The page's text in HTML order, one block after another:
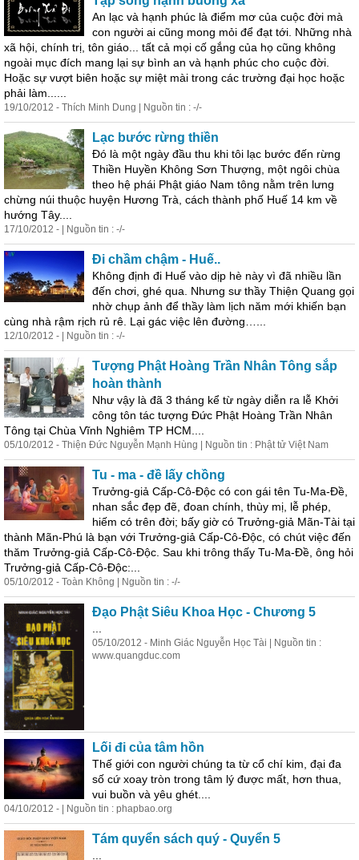
An lạc và hạnh phúc là điểm mơ của cuộc đời mà
con người ai cũng mong mỏi để đạt tới. Những nhà
xã hội, chính trị, tôn giáo... tất cả mọi cố gắng của họ cũng không
ngoài mục đích mang lại sự bình an và hạnh phúc cho cuộc đời.
Hoặc sự vượt biên hoặc sự miệt mài trong các trường đại học hoặc
phải làm......
19/10/2012 - Thích Minh Dung | Nguồn tin : -/-
Lạc bước rừng thiền
Đó là một ngày đầu thu khi tôi lạc bước đến rừng
Thiền Huyền Không Sơn Thượng, một ngôi chùa
theo hệ phái Phật giáo Nam tông nằm trên lưng
chừng núi thuộc huyện Hương Trà, cách thành phố Huế 14 km về
hướng Tây....
17/10/2012 - | Nguồn tin : -/-
Đi chầm chậm - Huế..
Không định đi Huế vào dịp hè này vì đã nhiều lần
đến chơi, ghé qua. Nhưng sư thầy Thiện Quang gọi
nhờ chụp ảnh để thầy làm lịch năm mới khiến bạn
cùng nhà rậm rịch rủ rê. Lại gác việc lên đường…...
12/10/2012 - | Nguồn tin : -/-
Tượng Phật Hoàng Trần Nhân Tông sắp
hoàn thành
Như vậy là đã 3 tháng kể từ ngày diễn ra lễ Khởi
công tôn tác tượng Đức Phật Hoàng Trần Nhân
Tông tại Chùa Vĩnh Nghiêm TP HCM....
05/10/2012 - Thiện Đức Nguyễn Mạnh Hùng | Nguồn tin : Phật tử Việt Nam
Tu - ma - đề lấy chồng
Trưởng-giả Cấp-Cô-Độc có con gái tên Tu-Ma-Đề,
nhan sắc đẹp đẽ, đoan chính, thùy mị, lễ phép,
hiếm có trên đời; bấy giờ có Trưởng-giả Mãn-Tài tại
thành Mãn-Phú là bạn với Trưởng-giả Cấp-Cô-Độc, có chút việc đến
thăm Trưởng-giả Cấp-Cô-Độc. Sau khi trông thấy Tu-Ma-Đề, ông hỏi
Trưởng-giả Cấp-Cô-Độc:...
05/10/2012 - Toàn Không | Nguồn tin : -/-
Đạo Phật Siêu Khoa Học - Chương 5
05/10/2012 - Minh Giác Nguyễn Học Tài | Nguồn tin :
www.quangduc.com
Lối đi của tâm hồn
Thế giới con người chúng ta từ cổ chí kim, đại đa
số cứ xoay tròn trong tâm lý được mất, hơn thua,
vui buồn và yêu ghét....
04/10/2012 - | Nguồn tin : phapbao.org
Tám quyển sách quý - Quyển 5